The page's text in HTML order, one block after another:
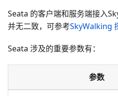
Seata 的客户端和服务端接入
并无二致，可参考SkyWalking
Seata 涉及的重要参数有：
参数